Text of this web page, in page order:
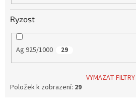
Ryzost
Ag 925/1000 29
VYMAZAT FILTRY
Položek k zobrazení: 29